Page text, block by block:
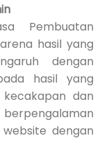
Pembuatan
hasil yang
dengan
hasil yang
dan
dengan